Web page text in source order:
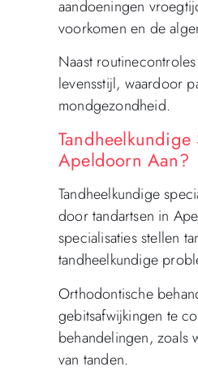
aandoeningen
voorkomen en de
Naast
levensstijl, waardoor
mondgezondheid.
Apeldoorn Aan?
Tandheelkundige
door tandartsen in
specialisaties stellen
tandheelkundige
Orthodontische
gebitsafwijkingen te
behandelingen, zoals
van tanden.